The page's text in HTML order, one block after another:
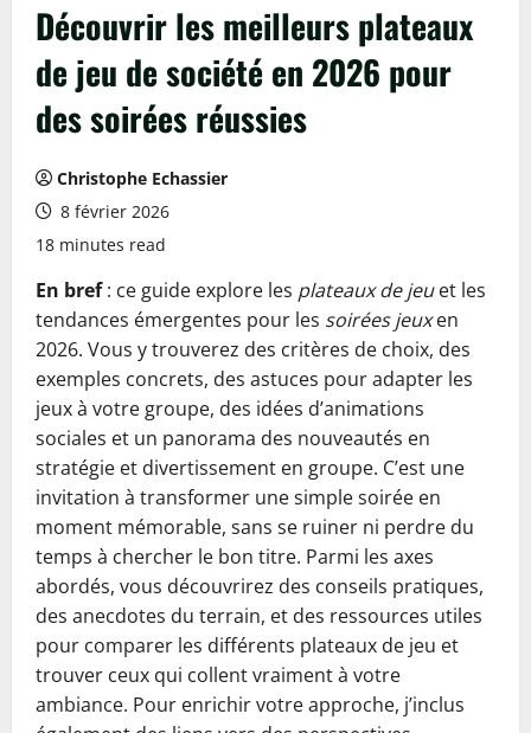
Découvrir les meilleurs plateaux
de jeu de société en 2026 pour
des soirées réussies
Christophe Echassier
8 février 2026
18 minutes read
En bref: ce guide explore les plateaux de jeuet les
tendances émergentes pour les soirées jeuxen
2026. Vous y trouverez des critères de choix, des
exemples concrets, des astuces pour adapter les
jeux à votre groupe, des idées d’animations
sociales et un panorama des nouveautés en
stratégie et divertissement en groupe. C’est une
invitation à transformer une simple soirée en
moment mémorable, sans se ruiner ni perdre du
temps à chercher le bon titre. Parmi les axes
abordés, vous découvrirez des conseils pratiques,
des anecdotes du terrain, et des ressources utiles
pour comparer les différents plateaux de jeu et
trouver ceux qui collent vraiment à votre
ambiance. Pour enrichir votre approche, j’inclus